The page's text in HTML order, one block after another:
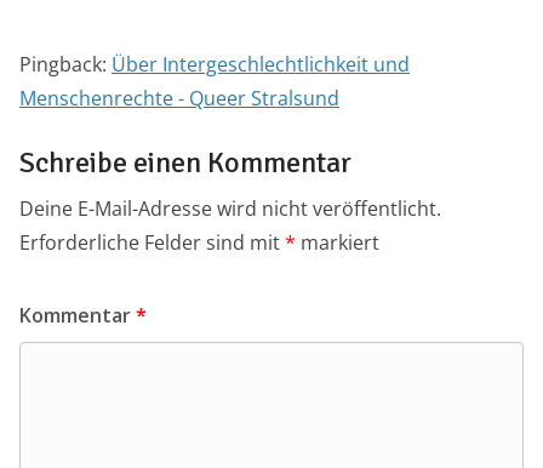
Pingback: Über Intergeschlechtlichkeit und
Menschenrechte - Queer Stralsund
Schreibe einen Kommentar
Deine E-Mail-Adresse wird nicht veröffentlicht.
Erforderliche Felder sind mit* markiert
Kommentar*